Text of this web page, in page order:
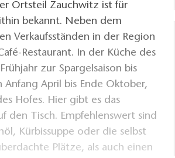
Ortsteil Zauchwitz ist für
bekannt. Neben dem
Verkaufsständen in der Region
Restaurant. In der Küche des
zur Spargelsaison bis
April bis Ende Oktober,
Hofes. Hier gibt es das
den Tisch. Empfehlenswert sind
Kürbissuppe oder die selbst
Plätze, als auch einen